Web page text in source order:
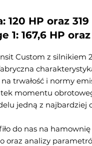
120 HP oraz
1: 167,6 HP oraz
Custom z silnikiem
na trwałość i normy
momentu
jedną z najbardziej
do nas na
oraz analizy